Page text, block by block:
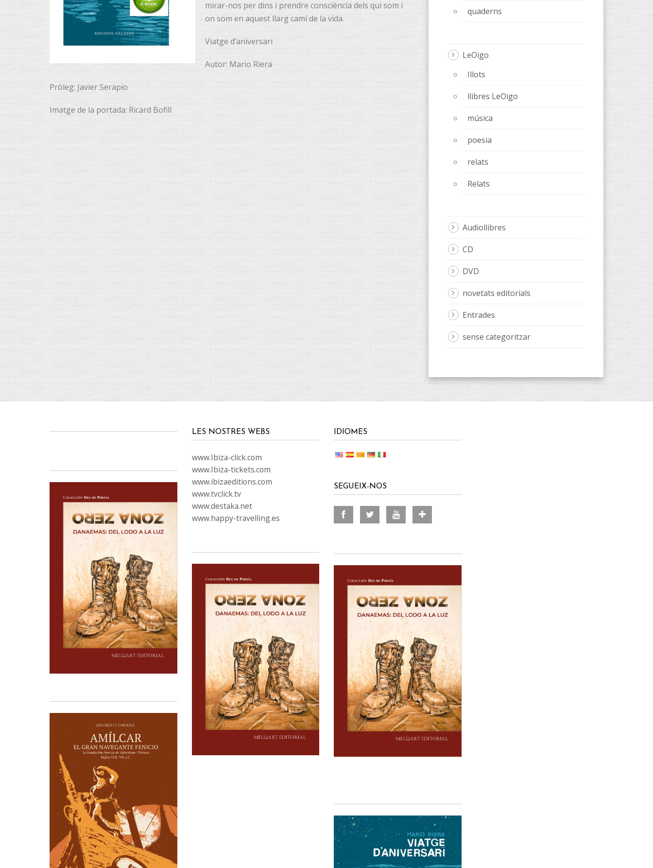
mirar-nos per dins i prendre consciència dels qui som i
on som en aquest llarg camí de la vida.
Viatge d’aniversari
Autor: Mario Riera
Pròleg: Javier Serapio
Imatge de la portada: Ricard Bofill
quaderns
LeOigo
Illots
llibres LeOigo
música
poesia
relats
Relats
Audiollibres
CD
DVD
novetats editorials
Entrades
sense categoritzar
LES NOSTRES WEBS
www.Ibiza-click.com
www.Ibiza-tickets.com
www.ibizaeditions.com
www.tvclick.tv
www.destaka.net
www.happy-travelling.es
IDIOMES
SEGUEIX-NOS